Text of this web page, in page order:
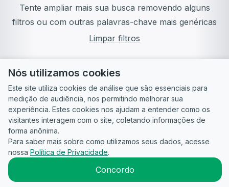
Tente ampliar mais sua busca removendo alguns
filtros ou com outras palavras-chave mais genéricas
Limpar filtros
Guia do
Candidato
Para
empresas
Política de
Privacidade
Termos
2026CandidataAI
Nós utilizamos cookies
Este site utiliza cookies de análise que são essenciais para
medição de audiência, nos permitindo melhorar sua
experiência. Estes cookies nos ajudam a entender como os
visitantes interagem com o site, coletando informações de
forma anônima.
Para saber mais sobre como utilizamos seus dados, acesse
nossa Política de Privacidade.
Concordo